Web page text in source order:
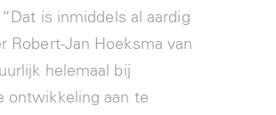
is inmiddels al aardig
Robert-Jan Hoeksma van
helemaal bij
ontwikkeling aan te